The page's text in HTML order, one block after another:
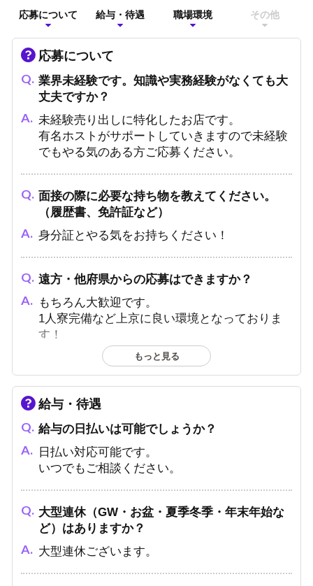
応募について 給与・待遇 職場環境 その他
応募について
業界未経験です。知識や実務経験がなくても大
丈夫ですか？
未経験売り出しに特化したお店です。
有名ホストがサポートしていきますので未経験
でもやる気のある方ご応募ください。
面接の際に必要な持ち物を教えてください。
（履歴書、免許証など）
身分証とやる気をお持ちください！
遠方・他府県からの応募はできますか？
もちろん大歓迎です。
1人寮完備など上京に良い環境となっておりま
す！
お酒が飲めないのですが、応募できますか？
お酒が飲めなくても活躍していただけます。
んのでご安心ください。
何歳まで採用してくれますか？
30歳を超えても活躍しているホストはいるので
諦めずにぜひご応募ください。
もっと見る
給与・待遇
給与の日払いは可能でしょうか？
日払い対応可能です。
いつでもご相談ください。
大型連休（GW・お盆・夏季冬季・年末年始な
ど）はありますか？
大型連休ございます。